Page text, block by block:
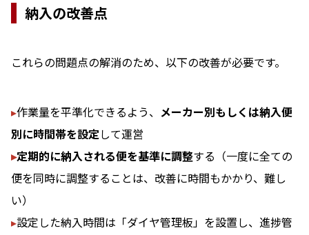
納入の改善点
これらの問題点の解消のため、以下の改善が必要です。
▸作業量を平準化できるよう、 メーカー別もしくは納入便
別に時間帯を設定して運営
▸定期的に納入される便を基準に調整する（一度に全ての
便を同時に調整することは、改善に時間もかかり、難し
い）
▸設定した納入時間は「ダイヤ管理板」を設置し、進捗管